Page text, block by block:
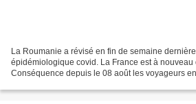
La Roumanie a révisé en fin de semaine
épidémiologique covid. La France est à
Conséquence depuis le 08 août les voyageurs